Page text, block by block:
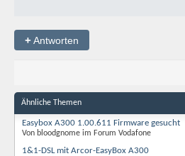
+Antworten
Ähnliche Themen
Easybox A300 1.00.611 Firmware gesucht
Von bloodgnome im Forum Vodafone
1&1-DSL mit Arcor-EasyBox A300